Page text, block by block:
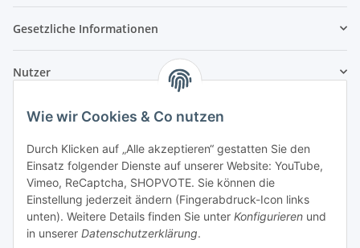
Wie wir Cookies & Co nutzen
Durch Klicken auf „Alle akzeptieren“ gestatten Sie den
Einsatz folgender Dienste auf unserer Website: YouTube,
Vimeo, ReCaptcha, SHOPVOTE. Sie können die
Einstellung jederzeit ändern (Fingerabdruck-Icon links
unten). Weitere Details finden Sie unter Konfigurieren und
in unserer Datenschutzerklärung.
Gesetzliche Informationen
Nutzer